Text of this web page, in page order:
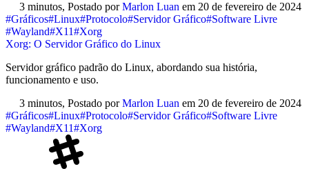
3 minutos, Postado porMarlon Luan em 20 de fevereiro de 2024
#Gráficos#Linux#Protocolo#Servidor Gráfico#Software Livre
#Wayland#X11#Xorg
Xorg: O Servidor Gráfico do Linux
Servidor gráfico padrão do Linux, abordando sua história,
funcionamento e uso.
3 minutos, Postado porMarlon Luan em 20 de fevereiro de 2024
#Gráficos#Linux#Protocolo#Servidor Gráfico#Software Livre
#Wayland#X11#Xorg